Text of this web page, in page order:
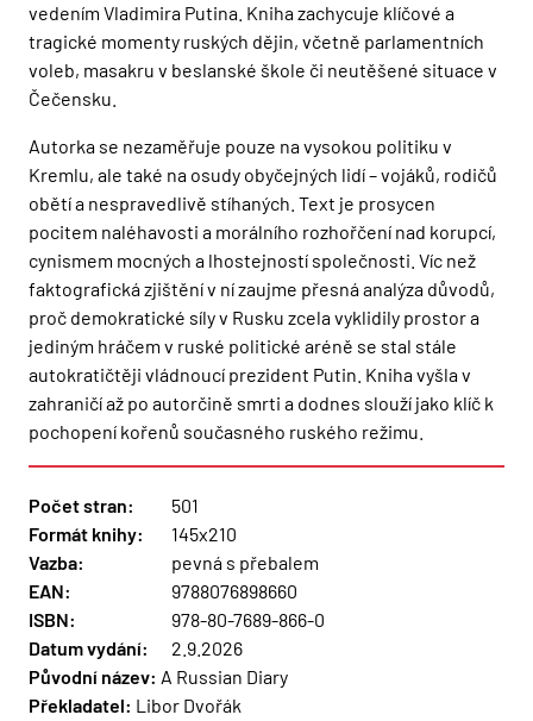
vedením Vladimira Putina. Kniha zachycuje klíčové a
tragické momenty ruských dějin, včetně parlamentních
voleb, masakru v beslanské škole či neutěšené situace v
Čečensku.
Autorka se nezaměřuje pouze na vysokou politiku v
Kremlu, ale také na osudy obyčejných lidí – vojáků, rodičů
obětí a nespravedlivě stíhaných. Text je prosycen
pocitem naléhavosti a morálního rozhořčení nad korupcí,
cynismem mocných a lhostejností společnosti. Víc než
faktografická zjištění v ní zaujme přesná analýza důvodů,
proč demokratické síly v Rusku zcela vyklidily prostor a
jediným hráčem v ruské politické aréně se stal stále
autokratičtěji vládnoucí prezident Putin. Kniha vyšla v
zahraničí až po autorčině smrti a dodnes slouží jako klíč k
pochopení kořenů současného ruského režimu.
Počet stran:
501
Formát knihy:
145x210
Vazba:
pevná s přebalem
EAN:
9788076898660
ISBN:
978-80-7689-866-0
Datum vydání:
2.9.2026
Původní název: A Russian Diary
Překladatel: Libor Dvořák